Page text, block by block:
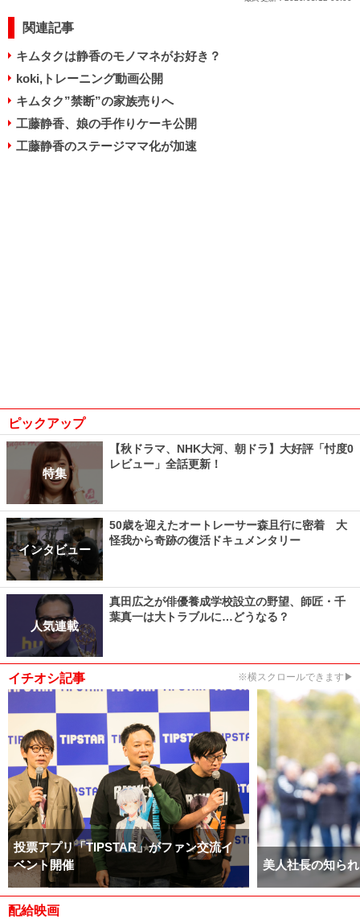
関連記事
キムタクは静香のモノマネがお好き？
koki,トレーニング動画公開
キムタク”禁断”の家族売りへ
工藤静香、娘の手作りケーキ公開
工藤静香のステージママ化が加速
ピックアップ
特集
【秋ドラマ、NHK大河、朝ドラ】大好評「忖度0
レビュー」全話更新！
インタビュー
50歳を迎えたオートレーサー森且行に密着 大
怪我から奇跡の復活ドキュメンタリー
人気連載
真田広之が俳優養成学校設立の野望、師匠・千
葉真一は大トラブルに…どうなる？
イチオシ記事 ※横スクロールできます▶
投票アプリ「TIPSTAR」がファン交流イ
ベント開催
美人社長の知ら
配給映画